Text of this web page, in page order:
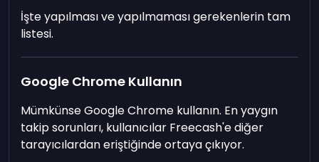
İşte yapılması ve yapılmaması gerekenlerin tam
listesi.
Google Chrome Kullanın
Mümkünse Google Chrome kullanın. En yaygın
takip sorunları, kullanıcılar Freecash'e diğer
tarayıcılardan eriştiğinde ortaya çıkıyor.